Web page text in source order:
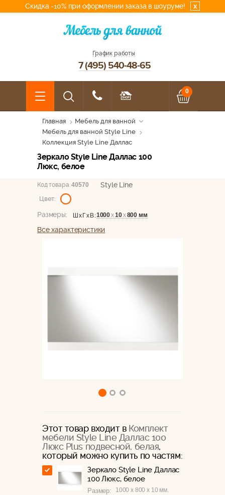
Скидка -10% при оформлении заказа в шоуруме! x
График работы
7 (495) 540-48-65
0
Главная
Мебель для ванной
Мебель для ванной Style Line
Коллекция Style Line Даллас
Зеркало Style Line Даллас 100
Люкс, белое
Код товара: 40570 Style Line
Цвет:
Размеры: ШхГхВ:1000х10х800 мм
Все характеристики
Этот товар входит в Комплект
мебели Style Line Даллас 100
Люкс Plus подвесной, белая,
который можно купить по частям:
Зеркало Style Line Даллас
100 Люкс, белое
Размер: 1000 x 800 x 10 мм.